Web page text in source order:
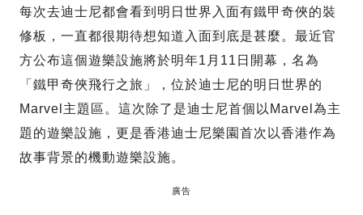
每次去迪士尼都會看到明日世界入面有鐵甲奇俠的裝
修板，一直都很期待想知道入面到底是甚麼。最近官
方公布這個遊樂設施將於明年1月11日開幕，名為
「鐵甲奇俠飛行之旅」，位於迪士尼的明日世界的
Marvel主題區。這次除了是迪士尼首個以Marvel為主
題的遊樂設施，更是香港迪士尼樂園首次以香港作為
故事背景的機動遊樂設施。
廣告